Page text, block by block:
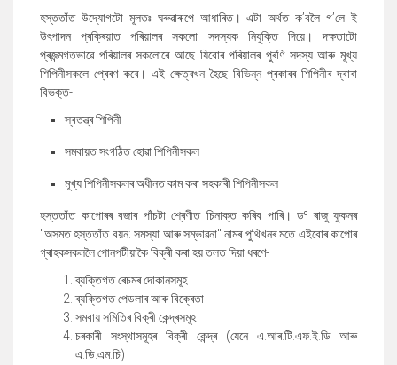
হস্ততাঁত উদ্যোগটো মূলতঃ ঘৰুৱাৰূপে আধাৰিত। এটা অৰ্থত ক’বলৈ গ’লে ই
উৎপাদন প্ৰক্ৰিয়াত পৰিয়ালৰ সকলো সদস্যক নিযুক্তি দিয়ে। দক্ষতাটো
প্ৰজন্মগতভাৱে পৰিয়ালৰ সকলোৰে আছে যিবোৰ পৰিয়ালৰ পুৰণি সদস্য আৰু মূখ্য
শিপিনীসকলে প্ৰেৰণ কৰে। এই ক্ষেত্ৰখন হৈছে বিভিন্ন প্ৰকাৰৰ শিপিনীৰ দ্বাৰা
বিভক্ত-
স্বতন্ত্ৰ শিপিনী
সমবায়ত সংগঠিত হোৱা শিপিনীসকল
মূখ্য শিপিনীসকলৰ অধীনত কাম কৰা সহকাৰী শিপিনীসকল
হস্ততাঁত কাপোৰৰ বজাৰ পাঁচটা শ্ৰেণীত চিনাক্ত কৰিব পাৰি। ড⁰ ৰাজু ফুকনৰ
"অসমত হস্ততাঁত বয়ন: সমস্যা আৰু সম্ভাৱনা" নামৰ পুথিখনৰ মতে এইবোৰ কাপোৰ
গ্ৰাহকসকললৈ পোনপটীয়াকৈ বিক্ৰী কৰা হয় তলত দিয়া ধৰণে-
ব্যক্তিগত ৰেচমৰ দোকানসমূহ
ব্যক্তিগত পেডলাৰ আৰু বিক্ৰেতা
সমবায় সমিতিৰ বিক্ৰী কেন্দ্ৰসমূহ
চৰকাৰী সংস্থাসমূহৰ বিক্ৰী কেন্দ্ৰ (যেনে এ.আৰ.টি.এফ.ই.ডি আৰু
এ.ডি.এম.চি)